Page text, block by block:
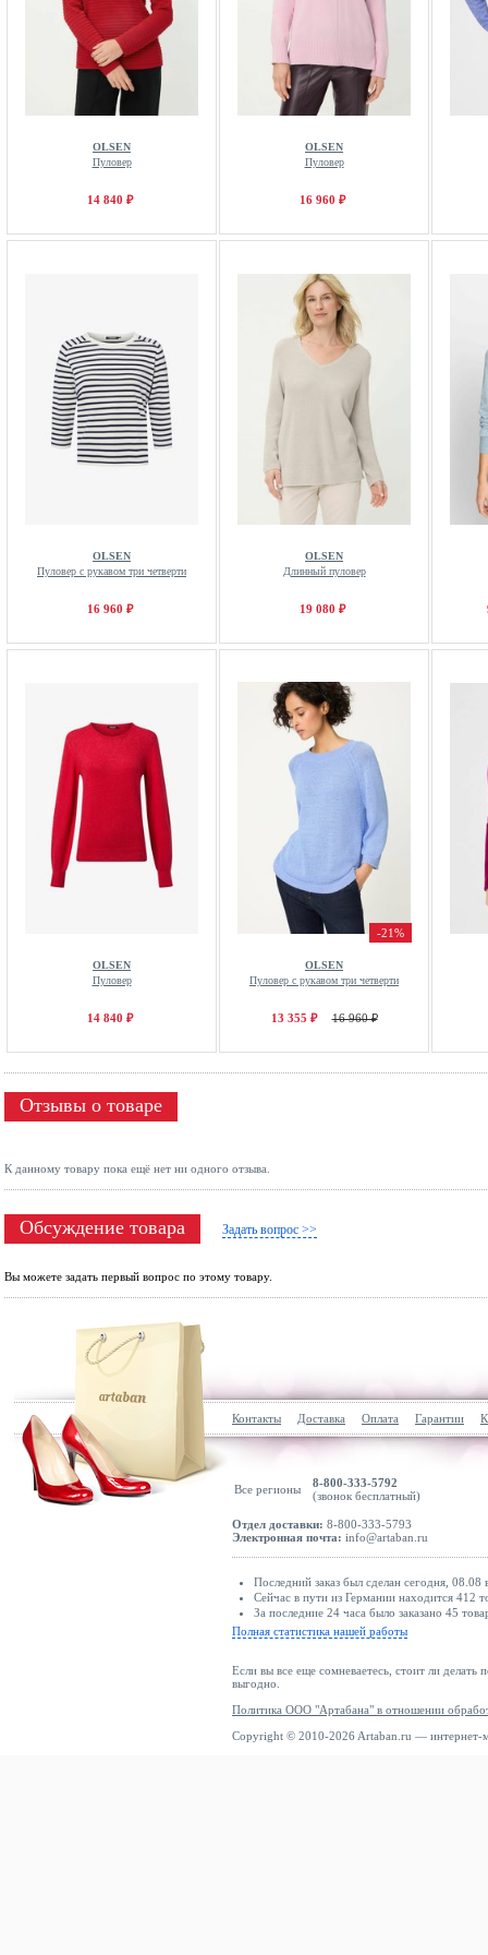
OLSEN
Пуловер
14 840 ₽
OLSEN
Пуловер
16 960 ₽
OLSEN
Пуловер с рукавом три четверти
16 960 ₽
OLSEN
Длинный пуловер
19 080 ₽
OLSEN
Пуловер
14 840 ₽
-21%
OLSEN
Пуловер с рукавом три четверти
13 355 ₽ 16 960 ₽
Отзывы о товаре
К данному товару пока ещё нет ни одного отзыва.
Обсуждение товара Задать вопрос >>
Вы можете задать первый вопрос по этому товару.
Контакты Доставка Оплата Гарантии
Все регионы
8-800-333-5792
(звонок бесплатный)
Отдел доставки: 8-800-333-5793
Электронная почта: info@artaban.ru
Последний заказ был сделан сегодня,
Сейчас в пути из Германии находится 412
За последние 24 часа было заказано 45
Полная статистика нашей работы
Если вы все еще сомневаетесь, стоит ли делать
выгодно.
Политика ООО "Артабана" в отношении
Copyright © 2010-2026 Artaban.ru — интернет-